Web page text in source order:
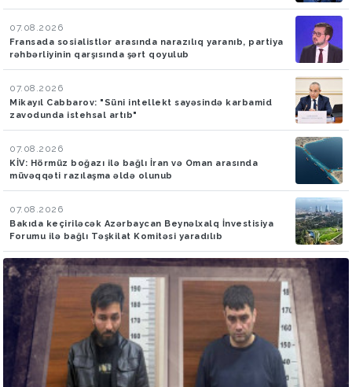
07.08.2026
Fransada sosialistlər arasında narazılıq yaranıb, partiya
rəhbərliyinin qarşısında şərt qoyulub
07.08.2026
Mikayıl Cabbarov: "Süni intellekt sayəsində karbamid
zavodunda istehsal artıb"
07.08.2026
KİV: Hörmüz boğazı ilə bağlı İran və Oman arasında
müvəqqəti razılaşma əldə olunub
07.08.2026
Bakıda keçiriləcək Azərbaycan Beynəlxalq İnvestisiya
Forumu ilə bağlı Təşkilat Komitəsi yaradılıb